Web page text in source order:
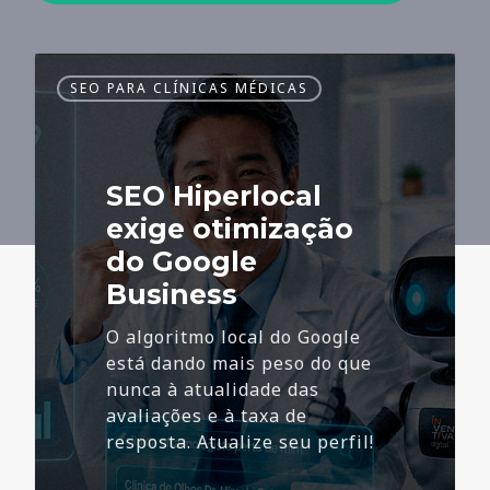
Hiperlocal
otimização
Business
SEO PARA CLÍNICAS MÉDICAS
SEO Hiperlocal
exige otimização
do Google
Business
O algoritmo local do Google
está dando mais peso do que
nunca à atualidade das
avaliações e à taxa de
resposta. Atualize seu perfil!